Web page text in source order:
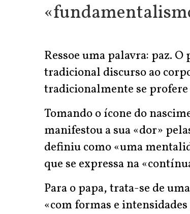
Ressoe uma palavra: paz.
tradicional discurso ao
tradicionalmente se profere
Tomando o ícone do
manifestou a sua «dor»
definiu como «uma
que se expressa na
Para o papa, trata-se de
«com formas e